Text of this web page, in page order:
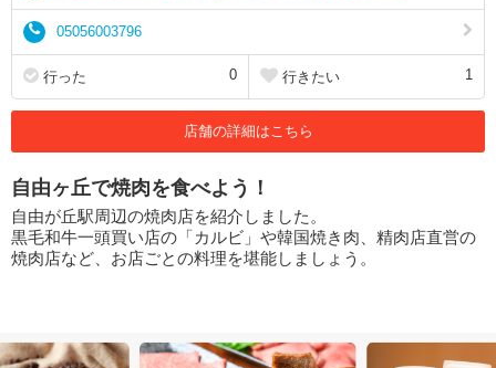
05056003796
行った 0 行きたい 1
店舗の詳細はこちら
自由ヶ丘で焼肉を食べよう！
自由が丘駅周辺の焼肉店を紹介しました。
黒毛和牛一頭買い店の「カルビ」や韓国焼き肉、精肉店直営の
焼肉店など、お店ごとの料理を堪能しましょう。